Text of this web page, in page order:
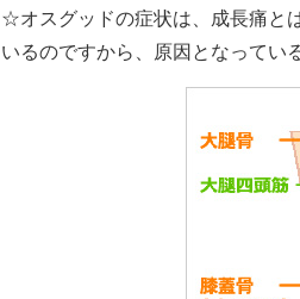
☆オスグッドの症状は、成長痛と
いるのですから、原因となってい